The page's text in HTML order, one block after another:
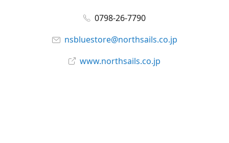
0798-26-7790
nsbluestore@northsails.co.jp
www.northsails.co.jp